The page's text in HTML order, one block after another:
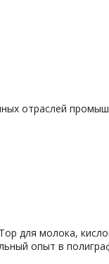
отраслей
для молока,
опыт в